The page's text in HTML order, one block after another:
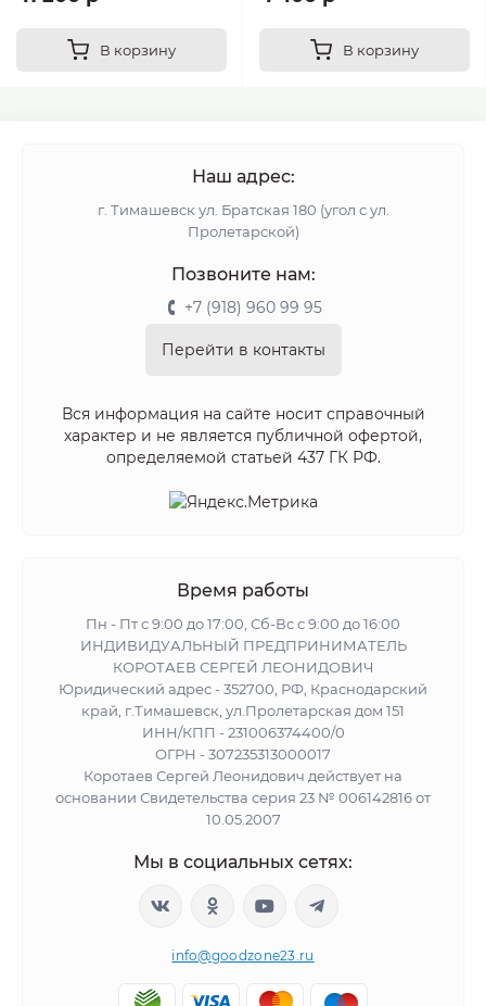
В корзину В корзину
Наш адрес:
г. Тимашевск ул. Братская 180 (угол с ул.
Пролетарской)
Позвоните нам:
+7 (918) 960 99 95
Перейти в контакты
Вся информация на сайте носит справочный
характер и не является публичной офертой,
определяемой статьей 437 ГК РФ.
Время работы
Пн - Пт с 9:00 до 17:00, Сб-Вс с 9:00 до 16:00
ИНДИВИДУАЛЬНЫЙ ПРЕДПРИНИМАТЕЛЬ
КОРОТАЕВ СЕРГЕЙ ЛЕОНИДОВИЧ
Юридический адрес - 352700, РФ, Краснодарский
край, г.Тимашевск, ул.Пролетарская дом 151
ИНН/КПП - 231006374400/0
ОГРН - 307235313000017
Коротаев Сергей Леонидович действует на
основании Свидетельства серия 23 № 006142816 от
10.05.2007
Мы в социальных сетях:
info@goodzone23.ru